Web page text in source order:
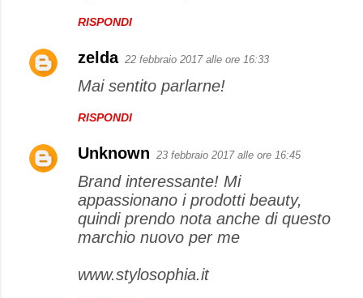
RISPONDI
zelda 22 febbraio 2017 alle ore 16:33
Mai sentito parlarne!
RISPONDI
Unknown 23 febbraio 2017 alle ore 16:45
Brand interessante! Mi
appassionano i prodotti beauty,
quindi prendo nota anche di questo
marchio nuovo per me
www.stylosophia.it